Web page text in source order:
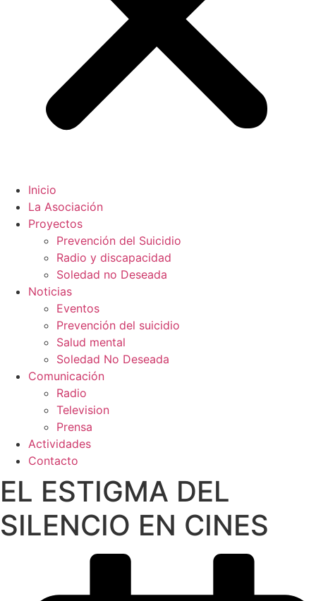
Inicio
La Asociación
Proyectos
Prevención del Suicidio
Radio y discapacidad
Soledad no Deseada
Noticias
Eventos
Prevención del suicidio
Salud mental
Soledad No Deseada
Comunicación
Radio
Television
Prensa
Actividades
Contacto
EL ESTIGMA DEL
SILENCIO EN CINES